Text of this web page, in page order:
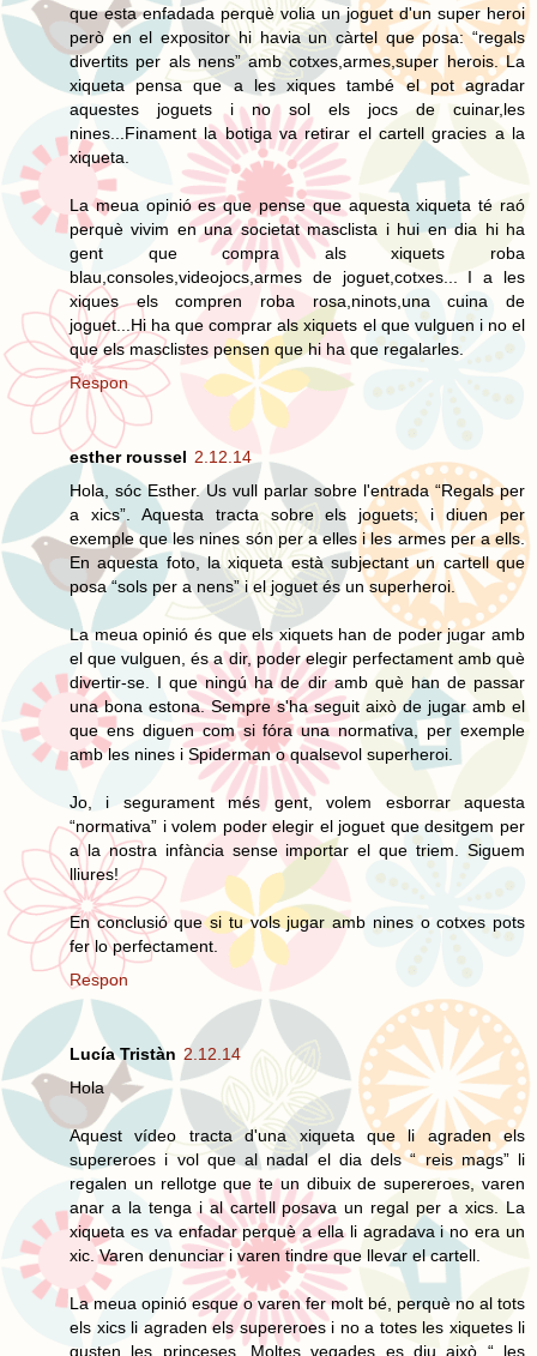
que esta enfadada perquè volia un joguet d'un super heroi
però en el expositor hi havia un càrtel que posa: “regals
divertits per als nens” amb cotxes,armes,super herois. La
xiqueta pensa que a les xiques també el pot agradar
aquestes joguets i no sol els jocs de cuinar,les
nines...Finament la botiga va retirar el cartell gracies a la
xiqueta.
La meua opinió es que pense que aquesta xiqueta té raó
perquè vivim en una societat masclista i hui en dia hi ha
gent que compra als xiquets roba
blau,consoles,videojocs,armes de joguet,cotxes... I a les
xiques els compren roba rosa,ninots,una cuina de
joguet...Hi ha que comprar als xiquets el que vulguen i no el
que els masclistes pensen que hi ha que regalarles.
Respon
esther roussel 2.12.14
Hola, sóc Esther. Us vull parlar sobre l'entrada “Regals per
a xics”. Aquesta tracta sobre els joguets; i diuen per
exemple que les nines són per a elles i les armes per a ells.
En aquesta foto, la xiqueta està subjectant un cartell que
posa “sols per a nens” i el joguet és un superheroi.
La meua opinió és que els xiquets han de poder jugar amb
el que vulguen, és a dir, poder elegir perfectament amb què
divertir-se. I que ningú ha de dir amb què han de passar
una bona estona. Sempre s'ha seguit això de jugar amb el
que ens diguen com si fóra una normativa, per exemple
amb les nines i Spiderman o qualsevol superheroi.
Jo, i segurament més gent, volem esborrar aquesta
“normativa” i volem poder elegir el joguet que desitgem per
a la nostra infància sense importar el que triem. Siguem
lliures!
En conclusió que si tu vols jugar amb nines o cotxes pots
fer lo perfectament.
Respon
Lucía Tristàn 2.12.14
Hola
Aquest vídeo tracta d'una xiqueta que li agraden els
supereroes i vol que al nadal el dia dels “ reis mags” li
regalen un rellotge que te un dibuix de supereroes, varen
anar a la tenga i al cartell posava un regal per a xics. La
xiqueta es va enfadar perquè a ella li agradava i no era un
xic. Varen denunciar i varen tindre que llevar el cartell.
La meua opinió esque o varen fer molt bé, perquè no al tots
els xics li agraden els supereroes i no a totes les xiquetes li
gusten les princeses. Moltes vegades es diu això “ les